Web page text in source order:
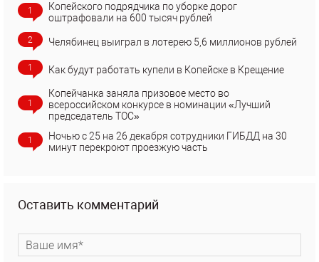
1
Копейского подрядчика по уборке дорог
оштрафовали на 600 тысяч рублей
2 Челябинец выиграл в лотерею 5,6 миллионов рублей
1 Как будут работать купели в Копейске в Крещение
1
Копейчанка заняла призовое место во
всероссийском конкурсе в номинации «Лучший
председатель ТОС»
1
Ночью с 25 на 26 декабря сотрудники ГИБДД на 30
минут перекроют проезжую часть
Оставить комментарий